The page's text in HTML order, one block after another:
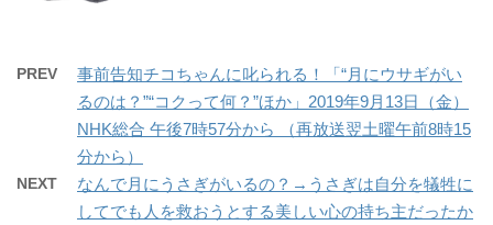
PREV
事前告知チコちゃんに叱られる！「“月にウサギがい
るのは？”“コクって何？”ほか」2019年9月13日（金）
NHK総合 午後7時57分から （再放送翌土曜午前8時15
分から）
NEXT
なんで月にうさぎがいるの？→うさぎは自分を犠牲に
してでも人を救おうとする美しい心の持ち主だったか